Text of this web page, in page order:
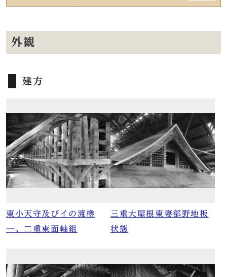
外観
建方
東小天守及びイの渡櫓
一、二重東面軸組
三重大屋根東妻部野地板
状態